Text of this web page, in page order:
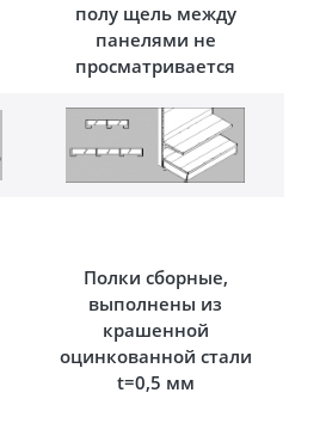
полу щель между
панелями не
просматривается
Полки сборные,
выполнены из
крашенной
оцинкованной стали
t=0,5 мм